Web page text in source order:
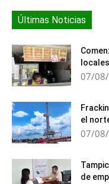
Últimas Noticias
locales
07/
el
07/
de